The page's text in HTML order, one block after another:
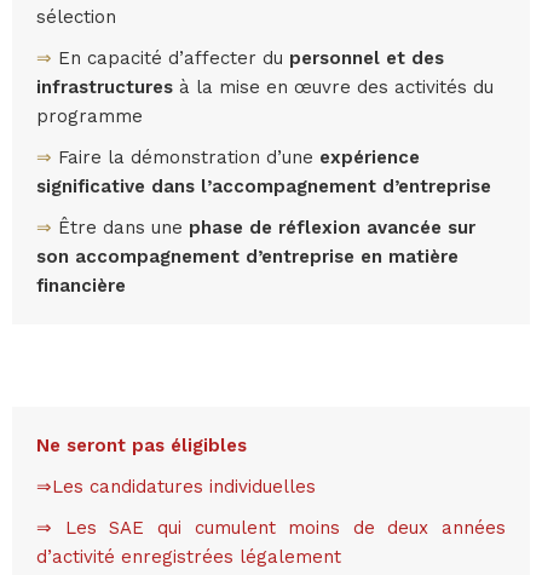
sélection
⇒ En capacité d’affecter du personnel et des
infrastructures à la mise en œuvre des activités du
programme
⇒ Faire la démonstration d’une expérience
significative dans l’accompagnement d’entreprise
⇒ Être dans une phase de réflexion avancée sur
son accompagnement d’entreprise en matière
financière
Ne seront pas éligibles
⇒Les candidatures individuelles
⇒ Les SAE qui cumulent moins de deux années
d’activité enregistrées légalement